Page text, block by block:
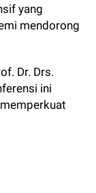
yang
mendorong
Dr. Drs.
ini